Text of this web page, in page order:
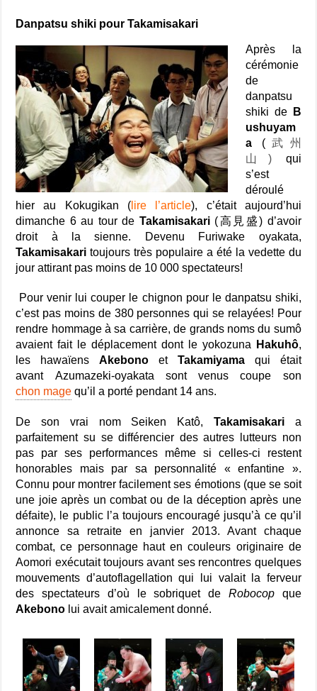
Danpatsu shiki pour Takamisakari
Après la
cérémonie
de
danpatsu
shiki de
B
ushuyam
a (武州
山) qui
s’est
déroulé
hier au Kokugikan ( lire l’article), c’était aujourd’hui
dimanche 6 au tour de Takamisakari (高見盛) d’avoir
droit à la sienne. Devenu Furiwake oyakata,
Takamisakari toujours très populaire a été la vedette du
jour attirant pas moins de 10 000 spectateurs!
Pour venir lui couper le chignon pour le danpatsu shiki,
c’est pas moins de 380 personnes qui se relayées! Pour
rendre hommage à sa carrière, de grands noms du sumô
avaient fait le déplacement dont le yokozuna
Hakuhô,
les hawaïensAkebono et Takamiyama qui était
avant Azumazeki-oyakata sont venus coupe son
chon mage qu’il a porté pendant 14 ans.
De son vrai nom Seiken Katô, Takamisakaria
parfaitement su se différencier des autres lutteurs non
pas par ses performances même si celles-ci restent
honorables mais par sa personnalité « enfantine ».
Connu pour montrer facilement ses émotions (que se soit
une joie après un combat ou de la déception après une
défaite), le public l’a toujours encouragé jusqu’à ce qu’il
annonce sa retraite en janvier 2013. Avant chaque
combat, ce personnage haut en couleurs originaire de
Aomori exécutait toujours avant ses rencontres quelques
mouvements d’autoflagellation qui lui valait la ferveur
des spectateurs d’où le sobriquet de Robocopque
Akebono lui avait amicalement donné.